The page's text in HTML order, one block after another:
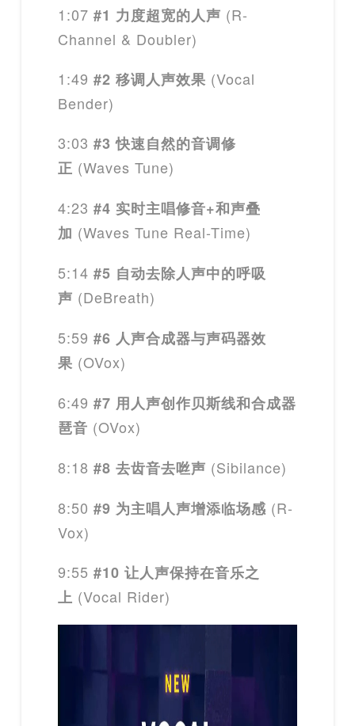
1:07 #1 力度超宽的人声 (R-
Channel & Doubler)
1:49 #2 移调人声效果 (Vocal
Bender)
3:03 #3 快速自然的音调修
正 (Waves Tune)
4:23 #4 实时主唱修音+和声叠
加 (Waves Tune Real-Time)
5:14 #5 自动去除人声中的呼吸
声 (DeBreath)
5:59 #6 人声合成器与声码器效
果 (OVox)
6:49 #7 用人声创作贝斯线和合成器
琶音 (OVox)
8:18 #8 去齿音去咝声 (Sibilance)
8:50 #9 为主唱人声增添临场感 (R-
Vox)
9:55 #10 让人声保持在音乐之
上 (Vocal Rider)